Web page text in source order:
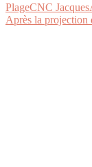
Après la projection